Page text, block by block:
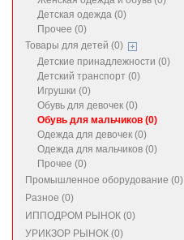
Детская одежда (0)
Прочее (0)
Товары для детей (0)
Детские принадлежности (0)
Детский транспорт (0)
Игрушки (0)
Обувь для девочек (0)
Обувь для мальчиков (0)
Одежда для девочек (0)
Одежда для мальчиков (0)
Прочее (0)
Промышленное оборудование (0)
Разное (0)
ИППОДРОМ РЫНОК (0)
УРИКЗОР РЫНОК (0)